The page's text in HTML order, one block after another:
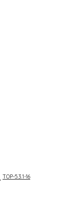
TOP-5.3.1-16